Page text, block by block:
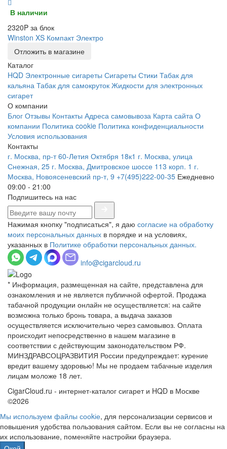
В наличии
2320P за блок
Winston XS Компакт Электро
Отложить в магазине
Каталог
HQD Электронные сигареты Сигареты Стики Табак для
кальяна Табак для самокруток Жидкости для электронных
сигарет
О компании
Блог Отзывы Контакты Адреса самовывоза Карта сайта О
компании Политика cookie Политика конфиденциальности
Условия использования
Контакты
г. Москва, пр-т 60-Летия Октября 18к1 г. Москва, улица
Снежная, 25 г. Москва, Дмитровское шоссе 113 корп. 1 г.
Москва, Новоясеневский пр-т, 9 +7(495)222-00-35 Ежедневно
09:00 - 21:00
Подпишитесь на нас
Нажимая кнопку "подписаться", я даю согласие на обработку
моих персональных данных в порядке и на условиях,
указанных в Политике обработки персональных данных.
info@cigarcloud.ru
* Информация, размещенная на сайте, представлена для
ознакомления и не является публичной офертой. Продажа
табачной продукции онлайн не осуществляется: на сайте
возможна только бронь товара, а выдача заказов
осуществляется исключительно через самовывоз. Оплата
происходит непосредственно в нашем магазине в
соответствии с действующим законодательством РФ.
МИНЗДРАВСОЦРАЗВИТИЯ России предупреждает: курение
вредит вашему здоровью! Мы не продаем табачные изделия
лицам моложе 18 лет.
CigarCloud.ru - интернет-каталог сигарет и HQD в Москве
©2026
Мы используем файлы сооkіе, для персонализации сервисов и
повышения удобства пользования сайтом. Если вы не согласны на
их использование, поменяйте настройки браузера.